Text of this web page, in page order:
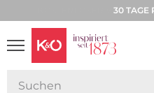
30 TAGE